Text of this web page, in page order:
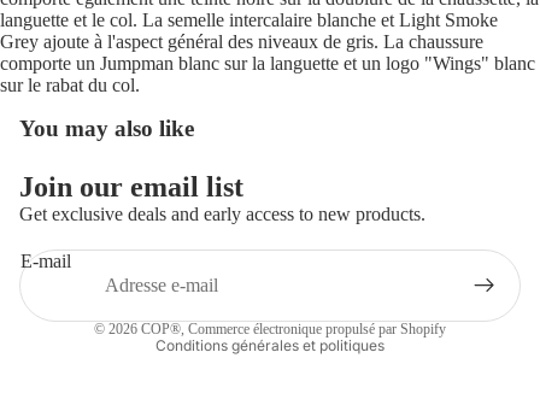
languette et le col. La semelle intercalaire blanche et Light Smoke
Grey ajoute à l'aspect général des niveaux de gris. La chaussure
comporte un Jumpman blanc sur la languette et un logo "Wings" blanc
sur le rabat du col.
You may also like
Join our email list
Get exclusive deals and early access to new products.
E-mail
© 2026 COP®, Commerce électronique propulsé par Shopify
Conditions générales et politiques
Politique de confidentialité
Politique d’expédition